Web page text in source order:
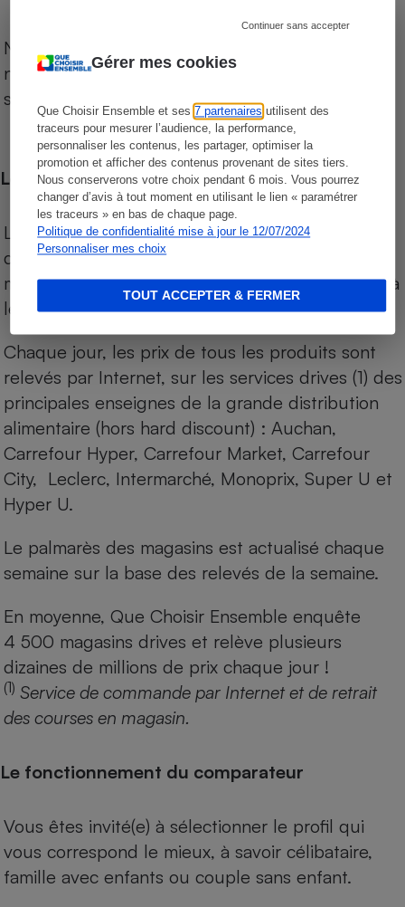
Gérer mes cookies
Que Choisir Ensemble et ses7 partenaires utilisent des
traceurs pour mesurer l’audience, la performance,
personnaliser les contenus, les partager, optimiser la
promotion et afficher des contenus provenant de sites tiers.
Nous conserverons votre choix pendant 6 mois. Vous pourrez
changer d’avis à tout moment en utilisant le lien « paramétrer
les traceurs » en bas de chaque page.
Politique de confidentialité mise à jour le 12/07/2024
Personnaliser mes choix
Continuer sans accepter
TOUT ACCEPTER & FERMER
Notre comparateur de supermarchés propose le
niveau de prix des supermarchés, géolocalisés
sur le territoire français.
Les comparaisons de prix
Les comparaisons sont réalisées sur l’ensemble
des produits des magasins. Les produits de
marques de distributeurs (MDD) sont comparés à
leurs équivalents chez leurs concurrents.
Chaque jour, les prix de tous les produits sont
relevés par Internet, sur les services drives (1) des
principales enseignes de la grande distribution
alimentaire (hors hard discount) : Auchan,
Carrefour Hyper, Carrefour Market, Carrefour
City, Leclerc, Intermarché, Monoprix, Super U et
Hyper U.
Le palmarès des magasins est actualisé chaque
semaine sur la base des relevés de la semaine.
En moyenne, Que Choisir Ensemble enquête
4 500 magasins drives et relève plusieurs
dizaines de millions de prix chaque jour !
(1) Service de commande par Internet et de retrait
des courses en magasin.
Le fonctionnement du comparateur
Vous êtes invité(e) à sélectionner le profil qui
vous correspond le mieux, à savoir célibataire,
famille avec enfants ou couple sans enfant.